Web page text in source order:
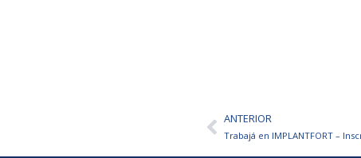
AntANTERIOR
Trabajá en IMPLANTFORT –